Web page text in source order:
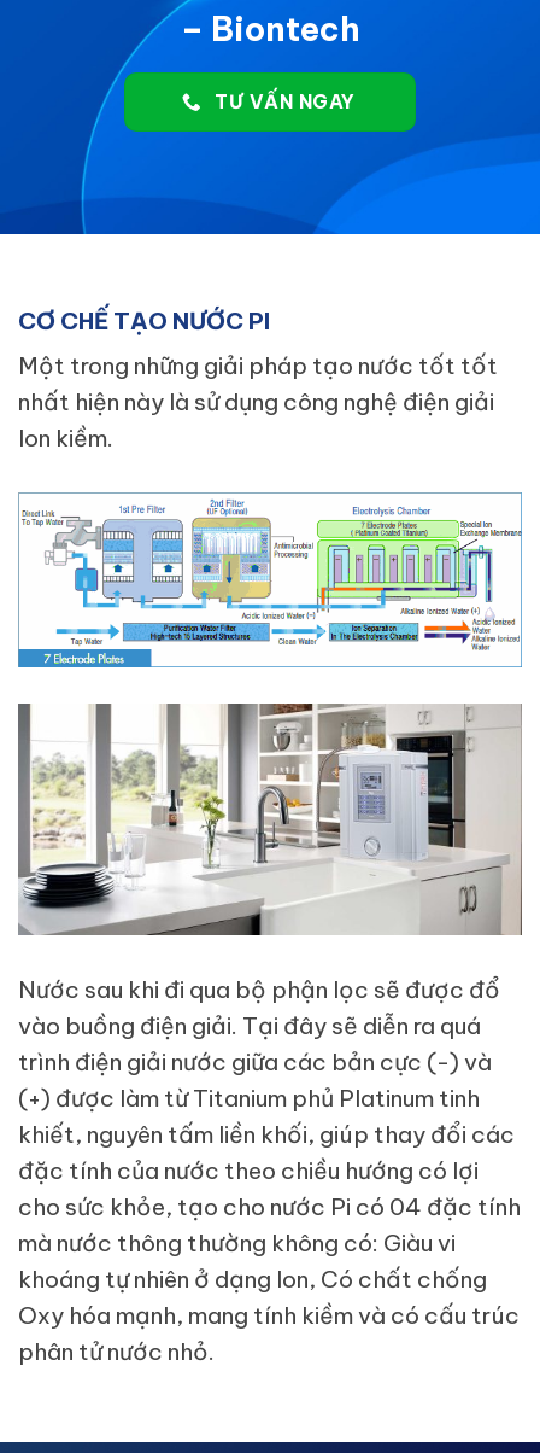
– Biontech
TƯ VẤN NGAY
CƠ CHẾ TẠO NƯỚC PI
Một trong những giải pháp tạo nước tốt tốt
nhất hiện này là sử dụng công nghệ điện giải
Ion kiềm.
Nước sau khi đi qua bộ phận lọc sẽ được đổ
vào buồng điện giải. Tại đây sẽ diễn ra quá
trình điện giải nước giữa các bản cực (-) và
(+) được làm từ Titanium phủ Platinum tinh
khiết, nguyên tấm liền khối, giúp thay đổi các
đặc tính của nước theo chiều hướng có lợi
cho sức khỏe, tạo cho nước Pi có 04 đặc tính
mà nước thông thường không có: Giàu vi
khoáng tự nhiên ở dạng Ion, Có chất chống
Oxy hóa mạnh, mang tính kiềm và có cấu trúc
phân tử nước nhỏ.